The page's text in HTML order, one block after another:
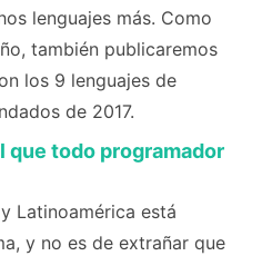
lenguajes más. Como
también publicaremos
los 9 lenguajes de
de 2017.
que todo programador
Latinoamérica está
y no es de extrañar que